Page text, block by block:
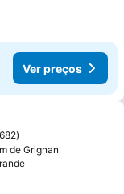
Ver preços
favoritos
682
de Grignan
Ver preços